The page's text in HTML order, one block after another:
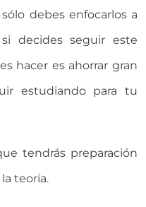
debes enfocarlos a
decides seguir este
hacer es ahorrar gran
estudiando para tu
tendrás preparación
teoría.